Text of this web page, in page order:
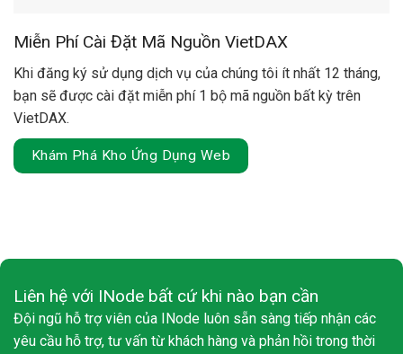
Miễn Phí Cài Đặt Mã Nguồn VietDAX
Khi đăng ký sử dụng dịch vụ của chúng tôi ít nhất 12 tháng,
bạn sẽ được cài đặt miễn phí 1 bộ mã nguồn bất kỳ trên
VietDAX.
Khám Phá Kho Ứng Dụng Web
Liên hệ với INode bất cứ khi nào bạn cần
Đội ngũ hỗ trợ viên của INode luôn sẵn sàng tiếp nhận các
yêu cầu hỗ trợ, tư vấn từ khách hàng và phản hồi trong thời